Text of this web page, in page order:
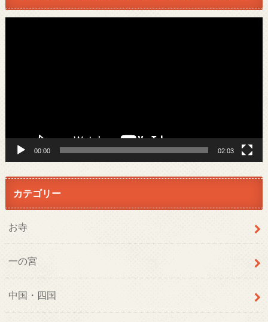
00:00 02:03
カテゴリー
お寺
一の宮
中国・四国